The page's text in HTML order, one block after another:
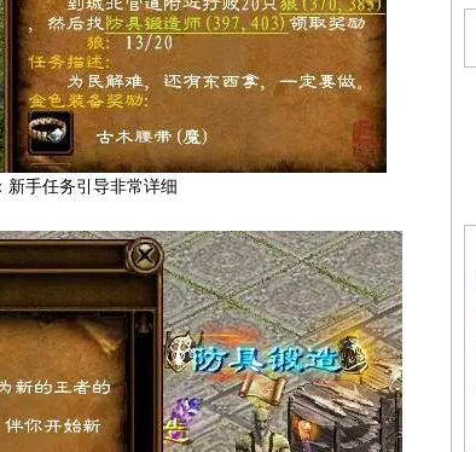
新手任务引导非常详细